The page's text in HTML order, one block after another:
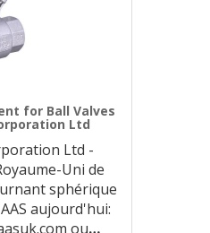
for Ball Valves
Ltd
Ltd -
Uni de
sphérique
aujourd'hui:
ou…